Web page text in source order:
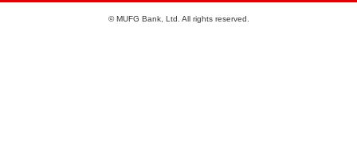
© MUFG Bank, Ltd. All rights reserved.